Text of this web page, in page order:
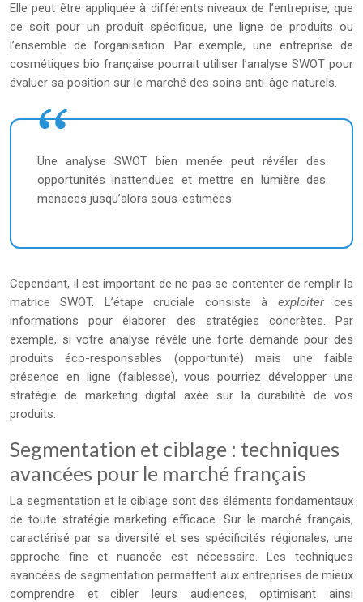
Elle peut être appliquée à différents niveaux de l’entreprise, que
ce soit pour un produit spécifique, une ligne de produits ou
l’ensemble de l’organisation. Par exemple, une entreprise de
cosmétiques bio française pourrait utiliser l’analyse SWOT pour
évaluer sa position sur le marché des soins anti-âge naturels.
Une analyse SWOT bien menée peut révéler des
opportunités inattendues et mettre en lumière des
menaces jusqu’alors sous-estimées.
Cependant, il est important de ne pas se contenter de remplir la
matrice SWOT. L’étape cruciale consiste à exploiterces
informations pour élaborer des stratégies concrètes. Par
exemple, si votre analyse révèle une forte demande pour des
produits éco-responsables (opportunité) mais une faible
présence en ligne (faiblesse), vous pourriez développer une
stratégie de marketing digital axée sur la durabilité de vos
produits.
Segmentation et ciblage : techniques
avancées pour le marché français
La segmentation et le ciblage sont des éléments fondamentaux
de toute stratégie marketing efficace. Sur le marché français,
caractérisé par sa diversité et ses spécificités régionales, une
approche fine et nuancée est nécessaire. Les techniques
avancées de segmentation permettent aux entreprises de mieux
comprendre et cibler leurs audiences, optimisant ainsi